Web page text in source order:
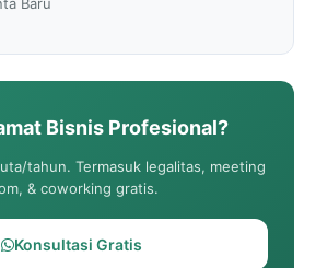
Bisnis Profesional?
tahun. Termasuk legalitas, meeting
& coworking gratis.
Konsultasi Gratis